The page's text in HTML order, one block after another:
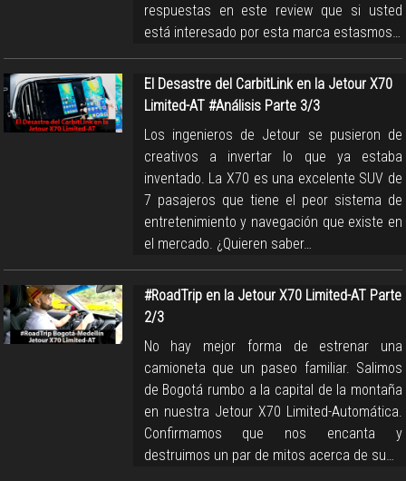
respuestas en este review que si usted
está interesado por esta marca estasmos…
El Desastre del CarbitLink en la Jetour X70
Limited-AT #Análisis Parte 3/3
Los ingenieros de Jetour se pusieron de
creativos a invertar lo que ya estaba
inventado. La X70 es una excelente SUV de
7 pasajeros que tiene el peor sistema de
entretenimiento y navegación que existe en
el mercado. ¿Quieren saber…
#RoadTrip en la Jetour X70 Limited-AT Parte
2/3
No hay mejor forma de estrenar una
camioneta que un paseo familiar. Salimos
de Bogotá rumbo a la capital de la montaña
en nuestra Jetour X70 Limited-Automática.
Confirmamos que nos encanta y
destruimos un par de mitos acerca de su…